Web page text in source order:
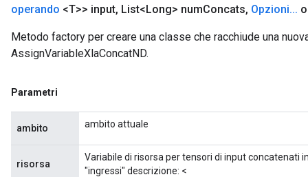
operando <T>> input, List<Long> numConcats, Opzioni...
Metodo factory per creare una classe che racchiude una
AssignVariableXlaConcatND.
Parametri
ambito ambito attuale
risorsa
Variabile di risorsa per tensori di input concatenati
"ingressi" descrizione: <